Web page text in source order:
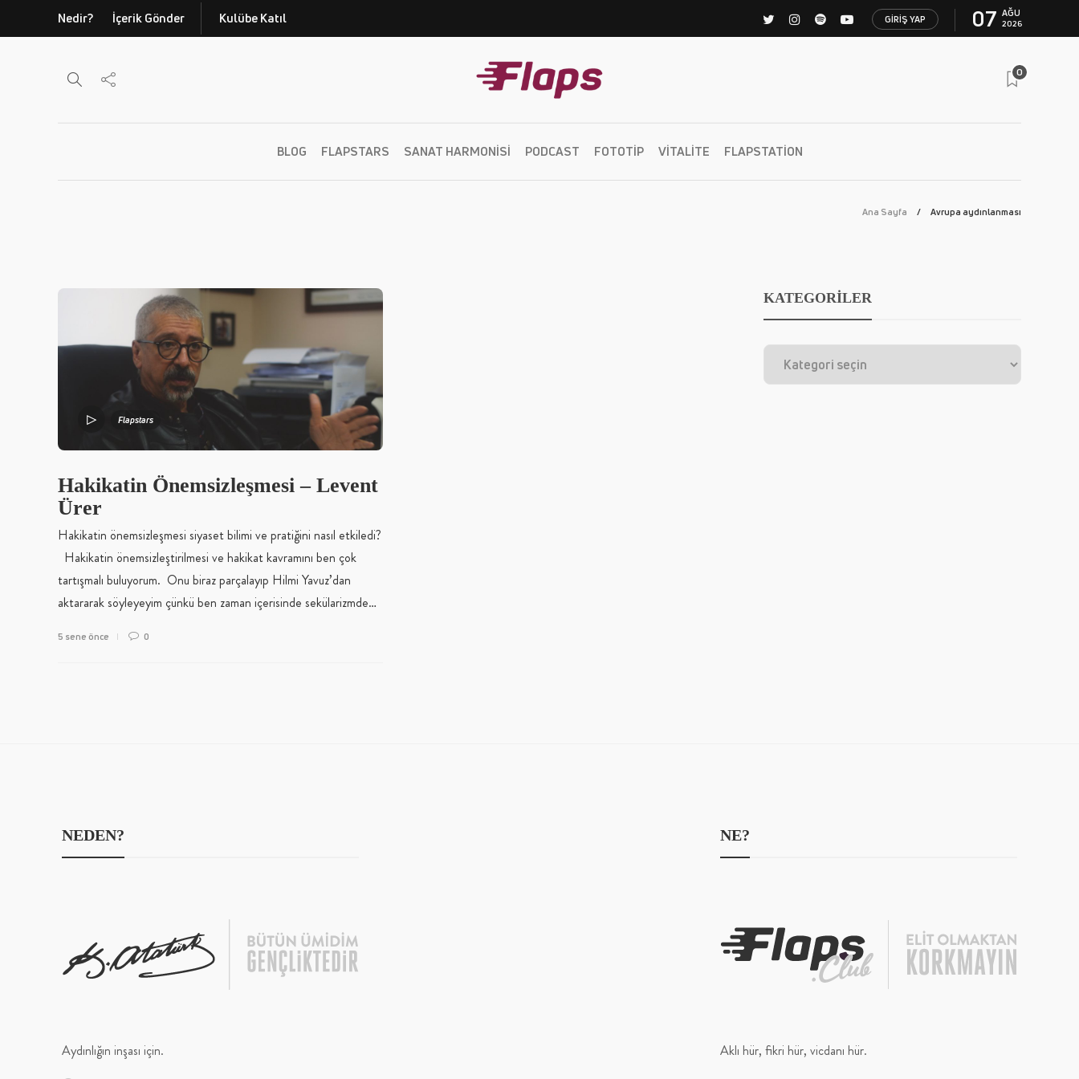
Nedir? İçerik Gönder Kulübe Katıl GIRIŞ YAP 07 AĞU
2026
0
BLOG FLAPSTARS SANAT HARMONISI PODCAST FOTOTIP VITALITE FLAPSTATION
Ana Sayfa Avrupa aydınlanması
Flapstars
Hakikatin Önemsizleşmesi – Levent
Ürer
Hakikatin önemsizleşmesi siyaset bilimi ve pratiğini nasıl etkiledi?
Hakikatin önemsizleştirilmesi ve hakikat kavramını ben çok
tartışmalı buluyorum. Onu biraz parçalayıp Hilmi Yavuz’dan
aktararak söyleyeyim çünkü ben zaman içerisinde sekülarizmde…
5 sene önce 0
KATEGORİLER
NEDEN?
Aydınlığın inşası için.
NE?
Aklı hür, fikri hür, vicdanı hür.